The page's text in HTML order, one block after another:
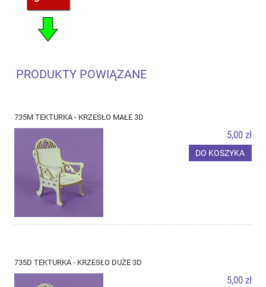
PRODUKTY POWIĄZANE
735M TEKTURKA - KRZESŁO MAŁE 3D
5,00 zł
DO KOSZYKA
735D TEKTURKA - KRZESŁO DUŻE 3D
5,00 zł